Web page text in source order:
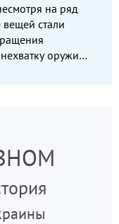
на ряд
стали
оружия,